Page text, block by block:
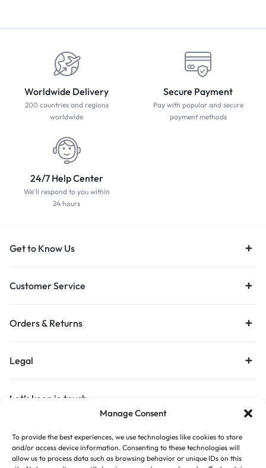
Manage Consent
To provide the best experiences, we use technologies like cookies to store
and/or access device information. Consenting to these technologies will
allow us to process data such as browsing behavior or unique IDs on this
Worldwide Delivery
200 countries and regions
worldwide
Secure Payment
Pay with popular and secure
payment methods
24/7 Help Center
We'll respond to you within
24 hours
Get to Know Us
Customer Service
Orders & Returns
Legal
Let’s keep in touch
Get recommendations, tips, updates and more.
Stay Connected